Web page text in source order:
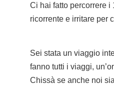
Ci hai fatto percorrere i
ricorrente e irritare per
Sei stata un viaggio
fanno tutti i viaggi,
Chissà se anche noi